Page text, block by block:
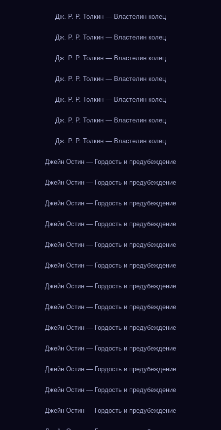
Дж. Р. Р. Толкин — Властелин колец
Дж. Р. Р. Толкин — Властелин колец
Дж. Р. Р. Толкин — Властелин колец
Дж. Р. Р. Толкин — Властелин колец
Дж. Р. Р. Толкин — Властелин колец
Дж. Р. Р. Толкин — Властелин колец
Дж. Р. Р. Толкин — Властелин колец
Джейн Остин — Гордость и предубеждение
Джейн Остин — Гордость и предубеждение
Джейн Остин — Гордость и предубеждение
Джейн Остин — Гордость и предубеждение
Джейн Остин — Гордость и предубеждение
Джейн Остин — Гордость и предубеждение
Джейн Остин — Гордость и предубеждение
Джейн Остин — Гордость и предубеждение
Джейн Остин — Гордость и предубеждение
Джейн Остин — Гордость и предубеждение
Джейн Остин — Гордость и предубеждение
Джейн Остин — Гордость и предубеждение
Джейн Остин — Гордость и предубеждение